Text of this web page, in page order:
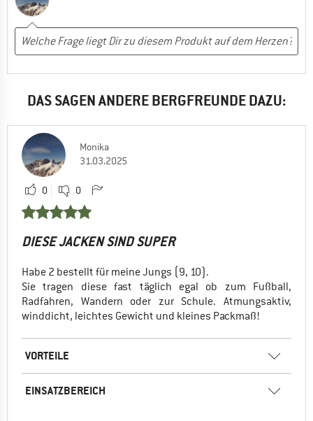
DAS SAGEN ANDERE BERGFREUNDE DAZU:
Monika
31.03.2025
0 0
DIESE JACKEN SIND SUPER
Habe 2 bestellt für meine Jungs (9, 10).
Sie tragen diese fast täglich egal ob zum Fußball,
Radfahren, Wandern oder zur Schule. Atmungsaktiv,
winddicht, leichtes Gewicht und kleines Packmaß!
VORTEILE
EINSATZBEREICH